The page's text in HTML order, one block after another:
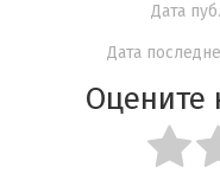
Дата
Дата
Оцените